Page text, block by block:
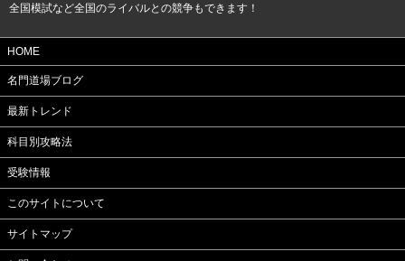
全国模試など全国のライバルとの競争もできます！
HOME
名門道場ブログ
最新トレンド
科目別攻略法
受験情報
このサイトについて
サイトマップ